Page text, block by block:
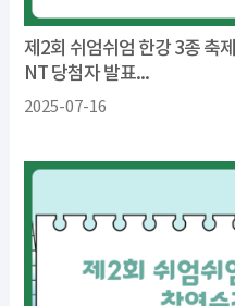
제2회 쉬엄쉬엄 한강 3종 축
NT 당첨자 발표...
2025-07-16